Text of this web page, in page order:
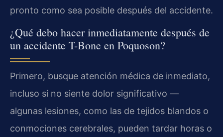
pronto como sea posible después del accidente.
¿Qué debo hacer inmediatamente después de
un accidente T-Bone en Poquoson?
Primero, busque atención médica de inmediato,
incluso si no siente dolor significativo —
algunas lesiones, como las de tejidos blandos o
conmociones cerebrales, pueden tardar horas o